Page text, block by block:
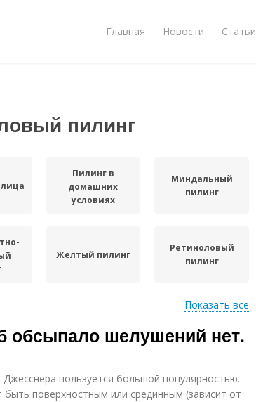
Главная Новости Статьи
пилинг
Пилинг в
домашних
условиях
Миндальный
пилинг
Желтый пилинг
Ретиноловый
пилинг
Показать все
обсыпало шелушений нет.
пользуется большой популярностью.
поверхностным или срединным (зависит от